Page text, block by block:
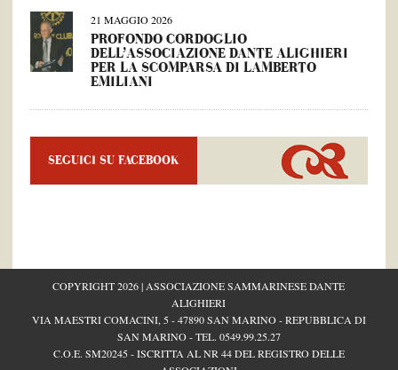
21 MAGGIO 2026
PROFONDO CORDOGLIO
DELL’ASSOCIAZIONE DANTE ALIGHIERI
PER LA SCOMPARSA DI LAMBERTO
EMILIANI
SEGUICI SU FACEBOOK
COPYRIGHT 2026 | ASSOCIAZIONE SAMMARINESE DANTE
ALIGHIERI
VIA MAESTRI COMACINI, 5 - 47890 SAN MARINO - REPUBBLICA DI
SAN MARINO - TEL. 0549.99.25.27
C.O.E. SM20245 - ISCRITTA AL NR 44 DEL REGISTRO DELLE